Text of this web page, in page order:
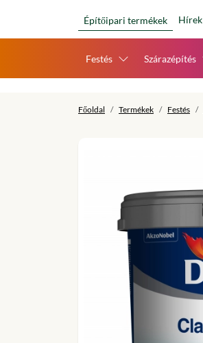
Építőipari termékek Hírek
Festés Szárazépítés
Főoldal Termékek Festés